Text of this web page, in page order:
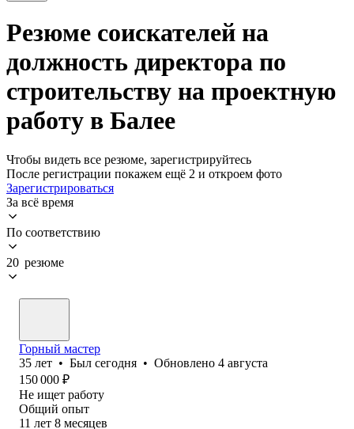
Резюме соискателей на
должность директора по
строительству на проектную
работу в Балее
Чтобы видеть все резюме, зарегистрируйтесь
После регистрации покажем ещё 2 и откроем фото
Зарегистрироваться
За всё время
По соответствию
20 резюме
Горный мастер
35 лет • Был сегодня • Обновлено 4 августа
150 000 ₽
Не ищет работу
Общий опыт
11 лет 8 месяцев